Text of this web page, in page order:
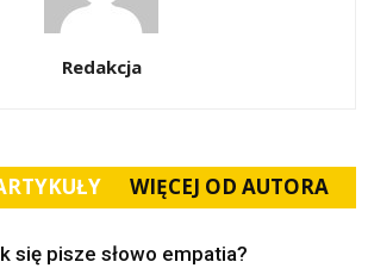
Redakcja
WIĘCEJ OD AUTORA
się pisze słowo empatia?